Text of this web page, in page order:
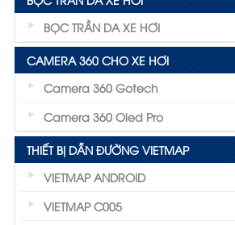
BỌC TRẦN DA XE HƠI
CAMERA 360 CHO XE HƠI
Camera 360 Gotech
Camera 360 Oled Pro
THIẾT BỊ DẪN ĐƯỜNG VIETMAP
VIETMAP ANDROID
VIETMAP C005